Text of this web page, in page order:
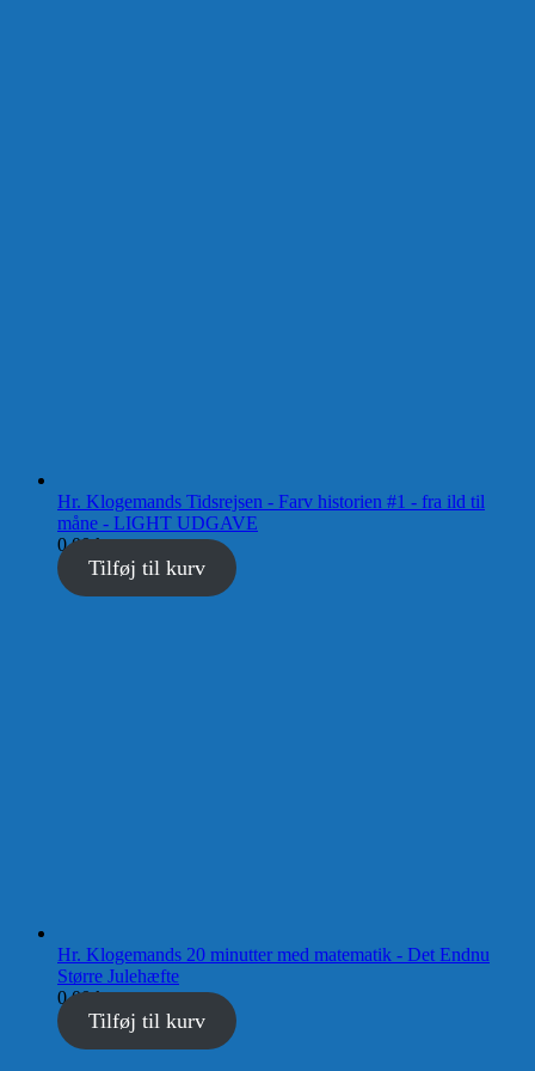
Hr. Klogemands Tidsrejsen - Farv historien #1 - fra ild til
måne - LIGHT UDGAVE
0,00kr.
Tilføj til kurv
Hr. Klogemands 20 minutter med matematik - Det Endnu
Større Julehæfte
0,00kr.
Tilføj til kurv